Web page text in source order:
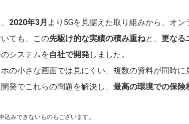
2020年3月 より5Gを見据えた取り組みから、オン
ても、この先駆け的な実績の積み重ねと、 更なる
システムを自社で開発しました。
の小さな画面では見にくい、複数の資料が同時に
発でこれらの問題を解決し、 最高の環境での保険
みできないものもございます。